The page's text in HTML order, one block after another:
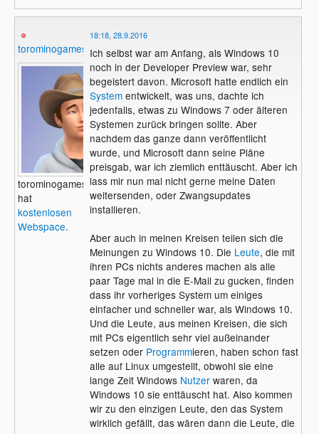
torominogames
torominogames
hat
kostenlosen
Webspace.
18:18, 28.9.2016
Ich selbst war am Anfang, als Windows 10
noch in der Developer Preview war, sehr
begeistert davon. Microsoft hatte endlich ein
Systementwickelt, was uns, dachte ich
jedenfalls, etwas zu Windows 7 oder älteren
Systemen zurück bringen sollte. Aber
nachdem das ganze dann veröffentlicht
wurde, und Microsoft dann seine Pläne
preisgab, war ich ziemlich enttäuscht. Aber ich
lass mir nun mal nicht gerne meine Daten
weitersenden, oder Zwangsupdates
installieren.
Aber auch in meinen Kreisen teilen sich die
Meinungen zu Windows 10. Die Leute, die mit
ihren PCs nichts anderes machen als alle
paar Tage mal in die E-Mail zu gucken, finden
dass ihr vorheriges System um einiges
einfacher und schneller war, als Windows 10.
Und die Leute, aus meinen Kreisen, die sich
mit PCs eigentlich sehr viel außeinander
setzen oder Programmieren, haben schon fast
alle auf Linux umgestellt, obwohl sie eine
lange Zeit Windows Nutzerwaren, da
Windows 10 sie enttäuscht hat. Also kommen
wir zu den einzigen Leute, den das System
wirklich gefällt, das wären dann die Leute, die